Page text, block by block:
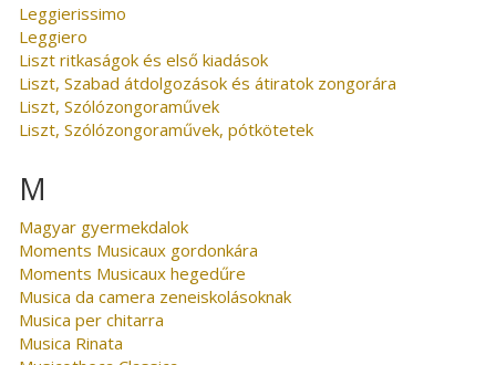
Leggierissimo
Leggiero
Liszt ritkaságok és első kiadások
Liszt, Szabad átdolgozások és átiratok zongorára
Liszt, Szólózongoraművek
Liszt, Szólózongoraművek, pótkötetek
M
Magyar gyermekdalok
Moments Musicaux gordonkára
Moments Musicaux hegedűre
Musica da camera zeneiskolásoknak
Musica per chitarra
Musica Rinata